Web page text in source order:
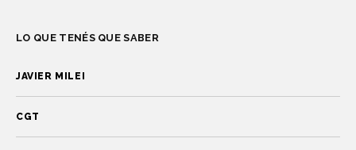
LO QUE TENÉS QUE SABER
JAVIER MILEI
CGT